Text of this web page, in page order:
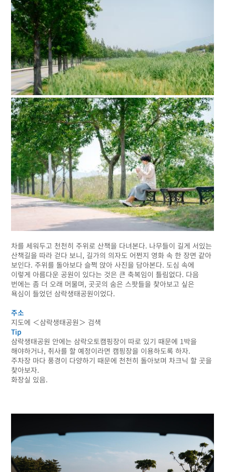
차를 세워두고 천천히 주위로 산책을 다녀본다. 나무들이 길게 서있는
산책길을 따라 걷다 보니, 길가의 의자도 어쩐지 영화 속 한 장면 같아
보인다. 주위를 돌아보다 슬쩍 앉아 사진을 담아본다. 도심 속에
이렇게 아름다운 공원이 있다는 것은 큰 축복임이 틀림없다. 다음
번에는 좀 더 오래 머물며, 곳곳의 숨은 스팟들을 찾아보고 싶은
욕심이 들었던 삼락생태공원이었다.
주소
지도에 ＜삼락생태공원＞ 검색
Tip
삼락생태공원 안에는 삼락오토캠핑장이 따로 있기 때문에 1박을
해야하거나, 취사를 할 예정이라면 캠핑장을 이용하도록 하자.
주차장 마다 풍경이 다양하기 때문에 천천히 돌아보며 차크닉 할 곳을
찾아보자.
화장실 있음.